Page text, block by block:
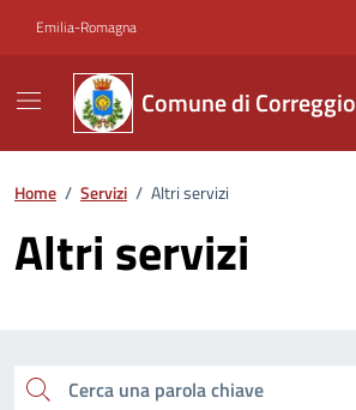
Emilia-Romagna
Comune di Correggio
Home / Servizi / Altri servizi
Altri servizi
Cerca una parola chiave